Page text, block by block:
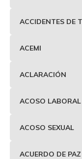
ACCIDENTES DE
ACEMI
ACLARACIÓN
ACOSO LABORAL
ACOSO SEXUAL
ACUERDO DE PAZ